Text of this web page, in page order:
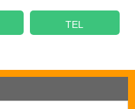
TEL